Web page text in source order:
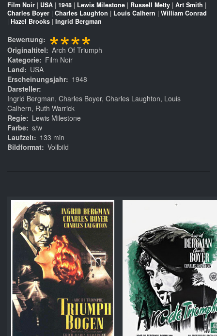
Film Noir | USA | 1948 | Lewis Milestone | Russell Metty | Art Smith |
Charles Boyer | Charles Laughton | Louis Calhern | William Conrad
| Hazel Brooks | Ingrid Bergman
Bewertung ****
Originaltitel
Arch Of Triumph
Kategorie
Film Noir
Land
USA
Erscheinungsjahr
1948
Darsteller
Ingrid Bergman, Charles Boyer, Charles Laughton, Louis
Calhern, Ruth Warrick
Regie
Lewis Milestone
Farbe s/w
Laufzeit
133 min
Bildformat Vollbild